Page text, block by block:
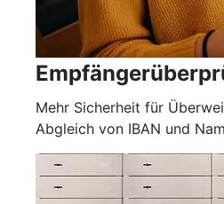
Mehr Sicherheit für
Abgleich von IBAN und